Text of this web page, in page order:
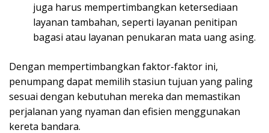
juga harus mempertimbangkan ketersediaan
layanan tambahan, seperti layanan penitipan
bagasi atau layanan penukaran mata uang asing.
Dengan mempertimbangkan faktor-faktor ini,
penumpang dapat memilih stasiun tujuan yang paling
sesuai dengan kebutuhan mereka dan memastikan
perjalanan yang nyaman dan efisien menggunakan
kereta bandara.